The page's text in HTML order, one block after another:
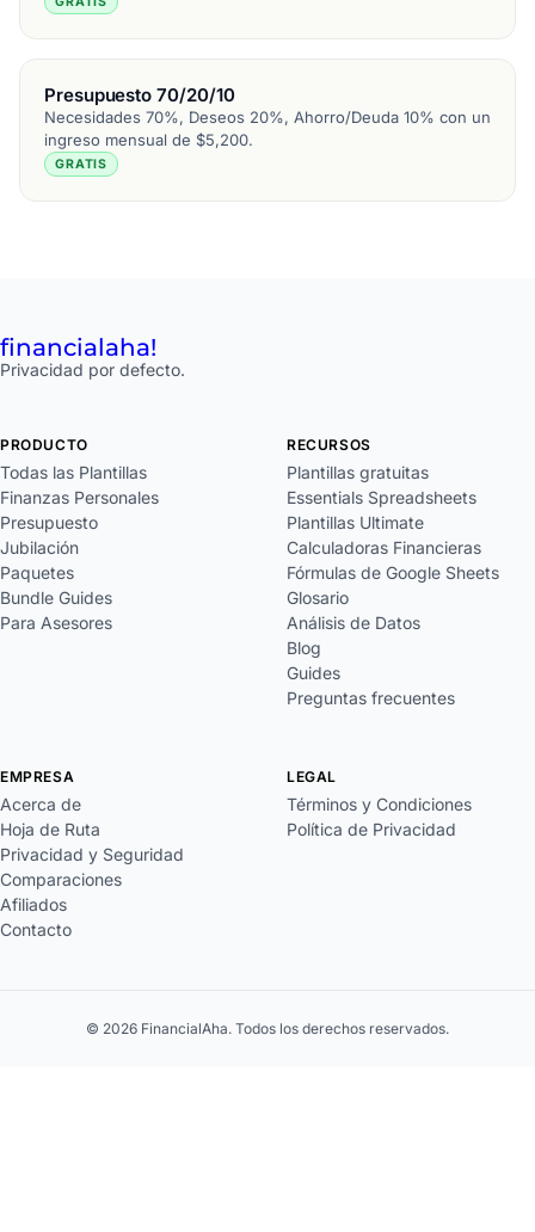
Presupuesto 70/20/10
Necesidades 70%, Deseos 20%, Ahorro/Deuda 10% con un
ingreso mensual de $5,200.
GRATIS
financialaha!
Privacidad por defecto.
PRODUCTO
Todas las Plantillas
Finanzas Personales
Presupuesto
Jubilación
Paquetes
Bundle Guides
Para Asesores
RECURSOS
Plantillas gratuitas
Essentials Spreadsheets
Plantillas Ultimate
Calculadoras Financieras
Fórmulas de Google Sheets
Glosario
Análisis de Datos
Blog
Guides
Preguntas frecuentes
EMPRESA
Acerca de
Hoja de Ruta
Privacidad y Seguridad
Comparaciones
Afiliados
Contacto
LEGAL
Términos y Condiciones
Política de Privacidad
© 2026 FinancialAha. Todos los derechos reservados.